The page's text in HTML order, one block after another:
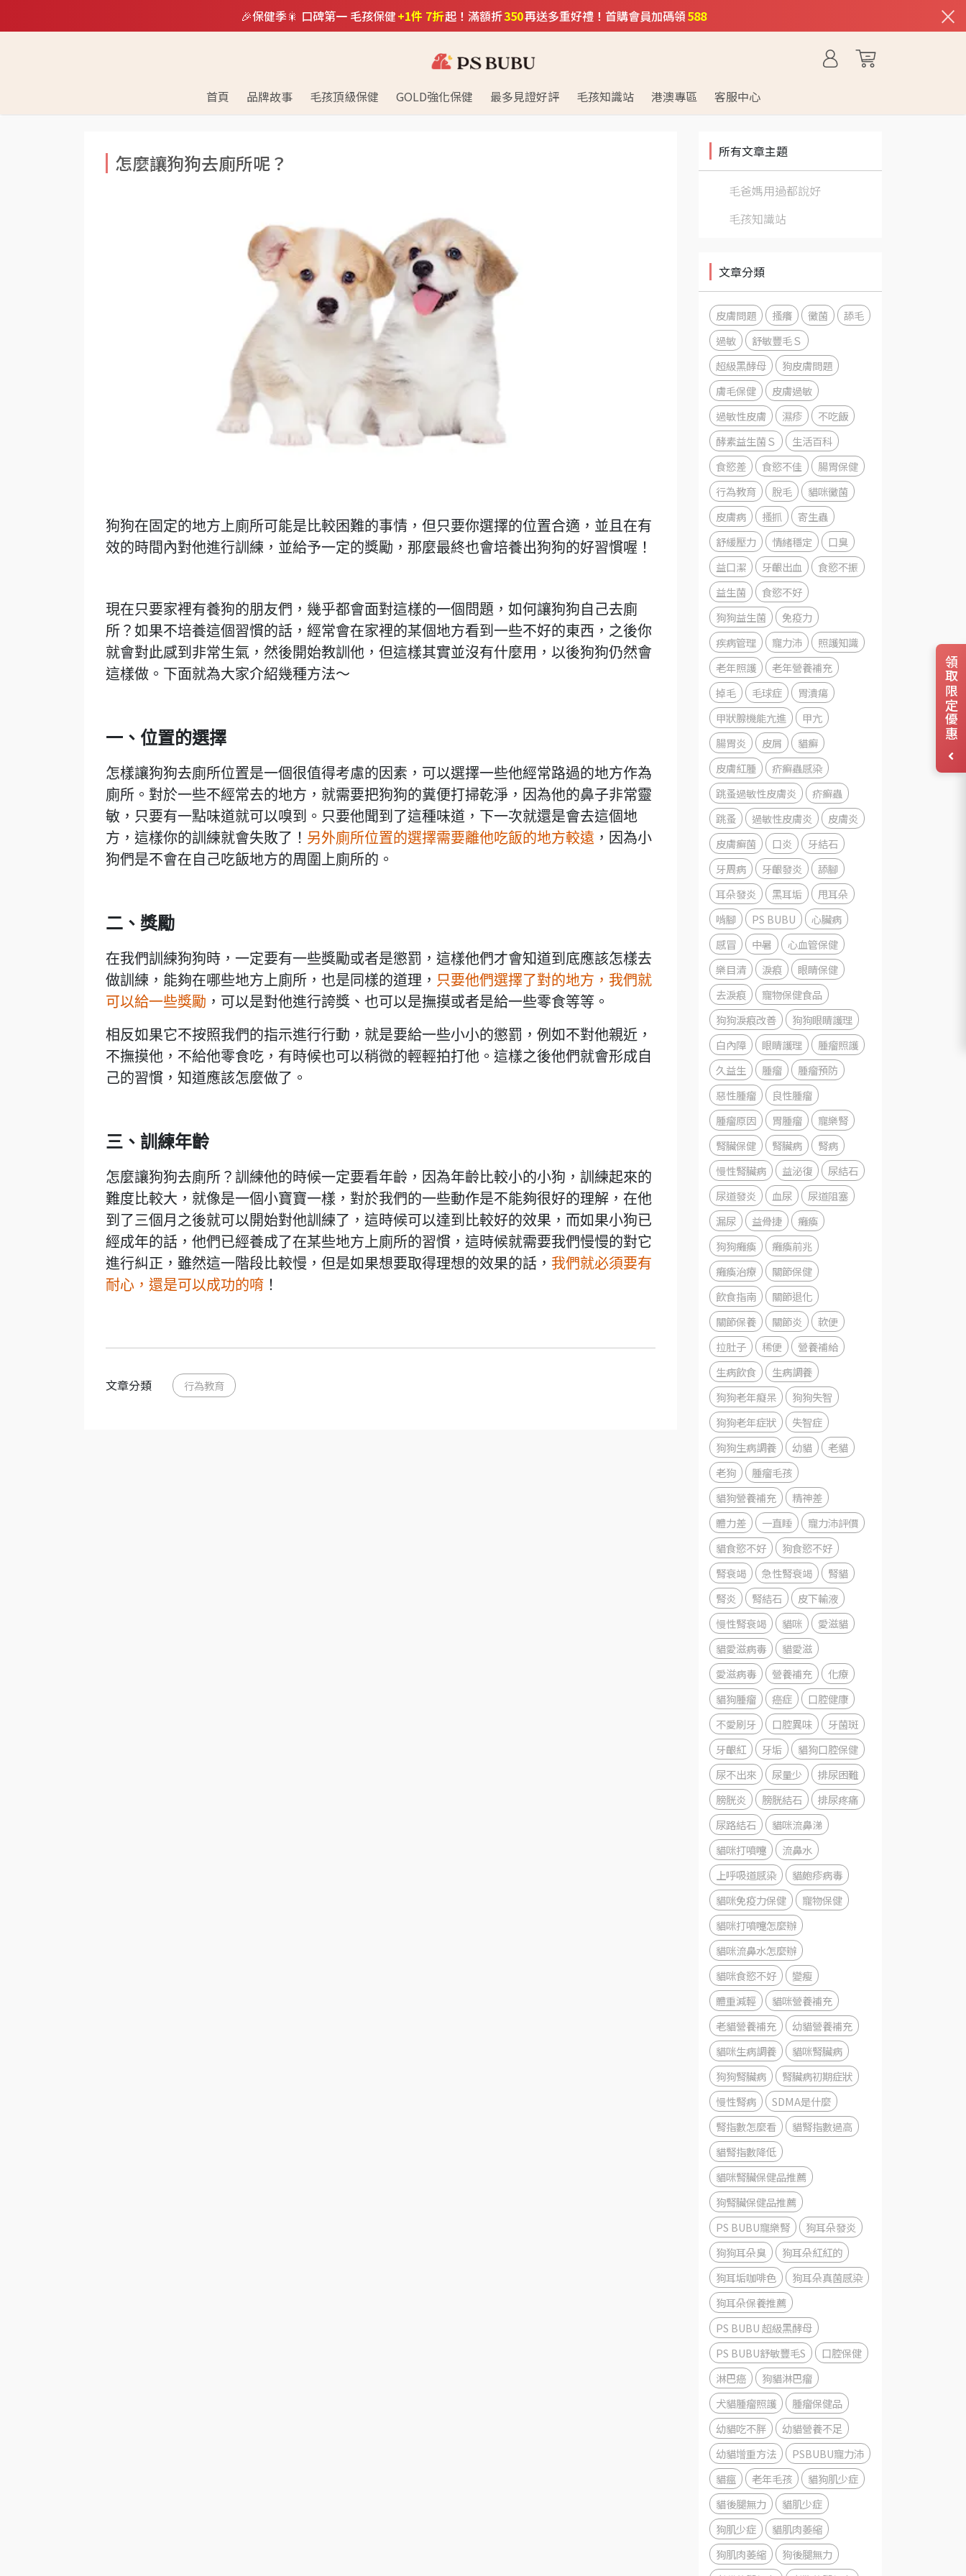
🎉保健季🎇 口碑第一 毛孩保健+1件 7折起！滿額折350再送多重好禮！首購會員加碼領588 ×
首頁 品牌故事 毛孩頂級保健 GOLD強化保健 最多見證好評 毛孩知識站 港澳專區 客服中心
怎麼讓狗狗去廁所呢？
狗狗在固定的地方上廁所可能是比較困難的事情，但只要你選擇的位置合適，並且在有
效的時間內對他進行訓練，並給予一定的獎勵，那麼最終也會培養出狗狗的好習慣喔！
現在只要家裡有養狗的朋友們，幾乎都會面對這樣的一個問題，如何讓狗狗自己去廁
所？如果不培養這個習慣的話，經常會在家裡的某個地方看到一些不好的東西，之後你
就會對此感到非常生氣，然後開始教訓他，但這樣其實並沒有什麼用，以後狗狗仍然會
這樣做。下面就為大家介紹幾種方法～
一、位置的選擇
怎樣讓狗狗去廁所位置是一個很值得考慮的因素，可以選擇一些他經常路過的地方作為
廁所。對於一些不經常去的地方，就需要把狗狗的糞便打掃乾淨，因為他的鼻子非常靈
敏，只要有一點味道就可以嗅到。只要他聞到了這種味道，下一次就還是會去這個地
方，這樣你的訓練就會失敗了！ 另外廁所位置的選擇需要離他吃飯的地方較遠 ，因為小
狗們是不會在自己吃飯地方的周圍上廁所的。
二、獎勵
在我們訓練狗狗時，一定要有一些獎勵或者是懲罰，這樣他們才會知道到底應該怎樣去
做訓練，能夠在哪些地方上廁所，也是同樣的道理， 只要他們選擇了對的地方，我們就
可以給一些獎勵 ，可以是對他進行誇獎、也可以是撫摸或者是給一些零食等等。
相反如果它不按照我們的指示進行行動，就是要給一些小小的懲罰，例如不對他親近，
不撫摸他，不給他零食吃，有時候也可以稍微的輕輕拍打他。這樣之後他們就會形成自
己的習慣，知道應該怎麼做了。
三、訓練年齡
怎麼讓狗狗去廁所？訓練他的時候一定要看年齡，因為年齡比較小的小狗，訓練起來的
難度比較大，就像是一個小寶寶一樣，對於我們的一些動作是不能夠很好的理解，在他
到了三個月之後就可以開始對他訓練了，這時候可以達到比較好的效果，而如果小狗已
經成年的話，他們已經養成了在某些地方上廁所的習慣，這時候就需要我們慢慢的對它
進行糾正，雖然這一階段比較慢，但是如果想要取得理想的效果的話， 我們就必須要有
耐心，還是可以成功的唷 ！
文章分類 行為教育
所有文章主題
毛爸媽用過都說好
毛孩知識站
文章分類
皮膚問題 搔癢 黴菌
舔毛
過敏
舒敏豐毛Ｓ
超級黑酵母
狗皮膚問題
膚毛保健
皮膚過敏
過敏性皮膚
濕疹
不吃飯
酵素益生菌Ｓ
生活百科
食慾差
食慾不佳
腸胃保健
行為教育
脫毛
貓咪黴菌
皮膚病
搔抓
寄生蟲
舒緩壓力
情緒穩定
口臭
益口潔
牙齦出血
食慾不振
益生菌
食慾不好
狗狗益生菌
免疫力
疾病管理
寵力沛
照護知識
老年照護
老年營養補充
掉毛
毛球症
胃潰瘍
甲狀腺機能亢進
甲亢
腸胃炎
皮屑
貓癬
皮膚紅腫
疥癬蟲感染
跳蚤過敏性皮膚炎
疥癬蟲
跳蚤
過敏性皮膚炎
皮膚炎
皮膚癬菌
口炎
牙結石
牙周病
牙齦發炎
舔腳
耳朵發炎
黑耳垢
甩耳朵
啃腳
PS BUBU
心臟病
感冒
中暑
心血管保健
樂目清
淚痕
眼睛保健
去淚痕
寵物保健食品
狗狗淚痕改善
狗狗眼睛護理
白內障
眼睛護理
腫瘤照護
久益生
腫瘤
腫瘤預防
惡性腫瘤
良性腫瘤
腫瘤原因
胃腫瘤
寵樂腎
腎臟保健
腎臟病
腎病
慢性腎臟病
益泌復
尿結石
尿道發炎
血尿
尿道阻塞
漏尿
益骨捷
癱瘓
狗狗癱瘓
癱瘓前兆
癱瘓治療
關節保健
飲食指南
關節退化
關節保養
關節炎
軟便
拉肚子
稀便
營養補給
生病飲食
生病調養
狗狗老年癡呆
狗狗失智
狗狗老年症狀
失智症
狗狗生病調養
幼貓
老貓
老狗
腫瘤毛孩
貓狗營養補充
精神差
體力差
一直睡
寵力沛評價
貓食慾不好
狗食慾不好
腎衰竭
急性腎衰竭
腎貓
腎炎
腎結石
皮下輸液
慢性腎衰竭
貓咪
愛滋貓
貓愛滋病毒
貓愛滋
愛滋病毒
營養補充
化療
貓狗腫瘤
癌症
口腔健康
不愛刷牙
口腔異味
牙菌斑
牙齦紅
牙垢
貓狗口腔保健
尿不出來
尿量少
排尿困難
膀胱炎
膀胱結石
排尿疼痛
尿路結石
貓咪流鼻涕
貓咪打噴嚏
流鼻水
上呼吸道感染
貓皰疹病毒
貓咪免疫力保健
寵物保健
貓咪打噴嚏怎麼辦
貓咪流鼻水怎麼辦
貓咪食慾不好
變瘦
體重減輕
貓咪營養補充
老貓營養補充
幼貓營養補充
貓咪生病調養
貓咪腎臟病
狗狗腎臟病
腎臟病初期症狀
慢性腎病
SDMA是什麼
腎指數怎麼看
貓腎指數過高
貓腎指數降低
貓咪腎臟保健品推薦
狗腎臟保健品推薦
PS BUBU寵樂腎
狗耳朵發炎
狗狗耳朵臭
狗耳朵紅紅的
狗耳垢咖啡色
狗耳朵真菌感染
狗耳朵保養推薦
PS BUBU 超級黑酵母
PS BUBU舒敏豐毛S
口腔保健
淋巴癌
狗貓淋巴瘤
犬貓腫瘤照護
腫瘤保健品
幼貓吃不胖
幼貓營養不足
幼貓增重方法
PSBUBU寵力沛
貓瘟
老年毛孩
貓狗肌少症
貓後腿無力
貓肌少症
狗肌少症
貓肌肉萎縮
狗肌肉萎縮
狗後腿無力
領取限定優惠